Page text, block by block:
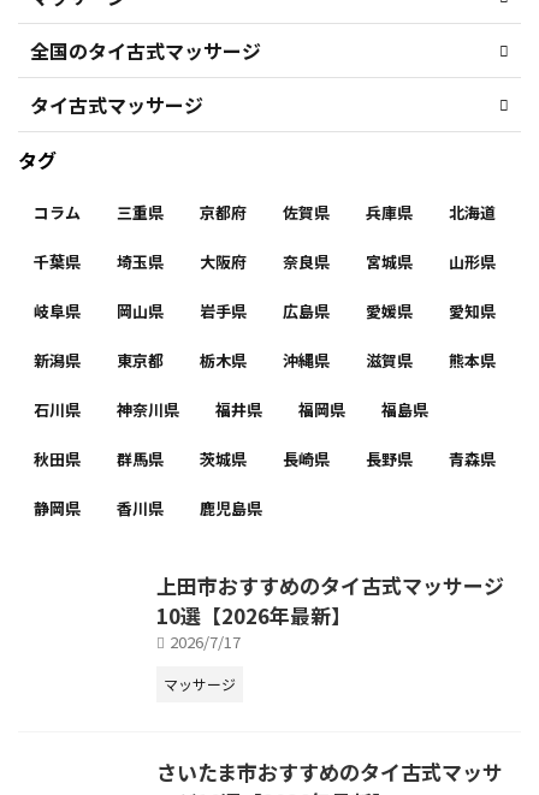
全国のタイ古式マッサージ
タイ古式マッサージ
タグ
コラム 三重県 京都府 佐賀県 兵庫県 北海道
千葉県 埼玉県 大阪府 奈良県 宮城県 山形県
岐阜県 岡山県 岩手県 広島県 愛媛県 愛知県
新潟県 東京都 栃木県 沖縄県 滋賀県 熊本県
石川県 神奈川県 福井県 福岡県 福島県
秋田県 群馬県 茨城県 長崎県 長野県 青森県
静岡県 香川県 鹿児島県
上田市おすすめのタイ古式マッサージ
10選【2026年最新】
2026/7/17
マッサージ
さいたま市おすすめのタイ古式マッサ